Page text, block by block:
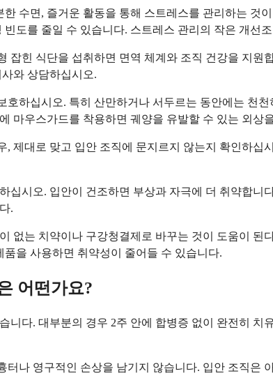
한 수면, 즐거운 활동을 통해 스트레스를 관리하는
빈도를 줄일 수 있습니다. 스트레스 관리의 작은 개선
잡힌 식단을 섭취하면 면역 체계와 조직 건강을 지
와 상담하십시오.
호하십시오. 특히 산만하거나 서두르는 동안에는 천
마우스가드를 착용하면 궤양을 유발할 수 있는 외상
, 제대로 맞고 입안 조직에 문지르지 않는지 확인하
십시오. 입안이 건조하면 부상과 자극에 더 취약합
.
없는 치약이나 구강청결제로 바꾸는 것이 도움이
을 사용하면 취약성이 줄어들 수 있습니다.
어떤가요?
니다. 대부분의 경우 2주 안에 합병증 없이 완전히
터나 영구적인 손상을 남기지 않습니다. 입안 조직은